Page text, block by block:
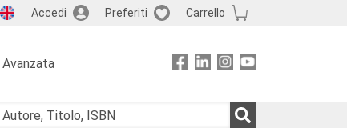
Accedi Preferiti Carrello